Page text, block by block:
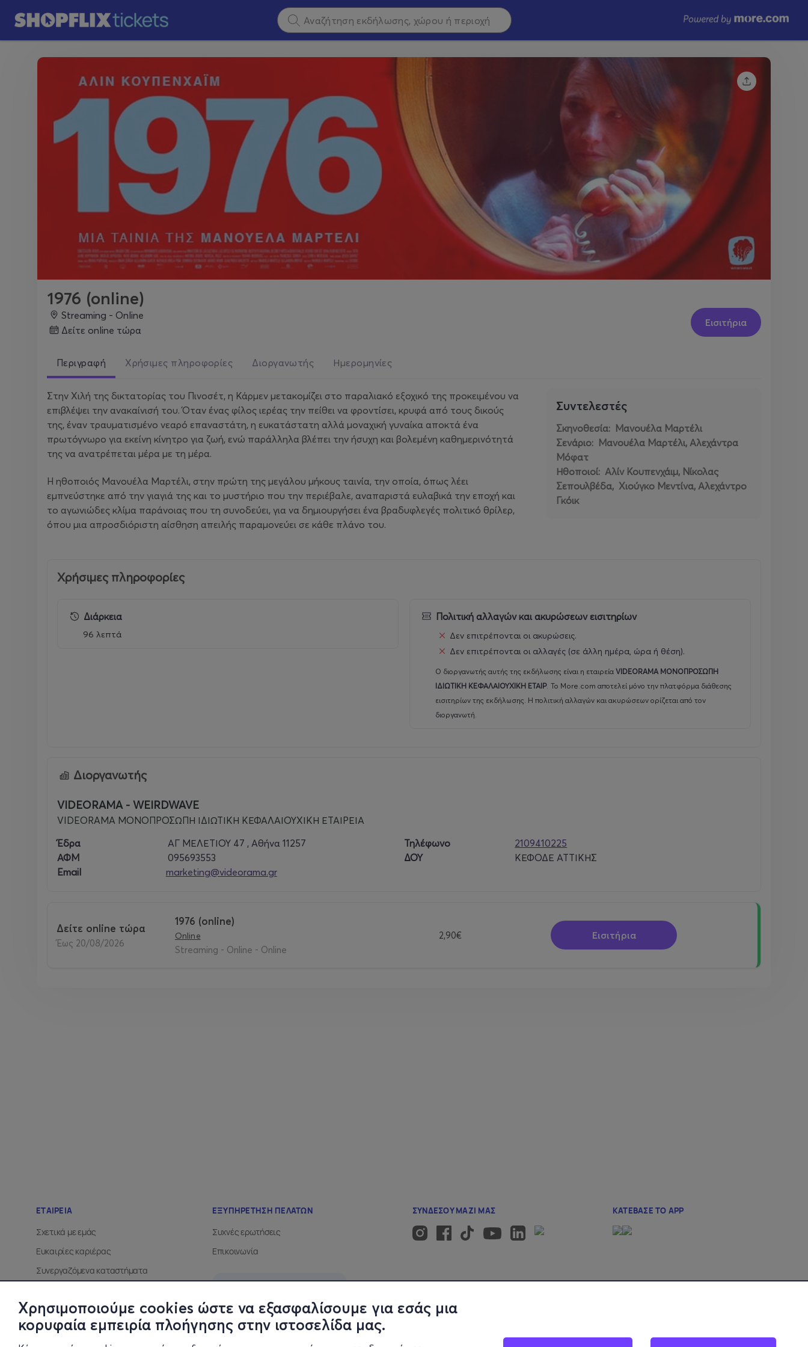
Χρησιμοποιούμε cookies ώστε να εξασφαλίσουμε για εσάς μια
κορυφαία εμπειρία πλοήγησης στην ιστοσελίδα μας.
1976 (online)
Streaming - Online
δείτε online τώρα
Εισιτήρια
Περιγραφή Χρήσιμες πληροφορίες Διοργανωτής Ημερομηνίες
Στην Χιλή της δικτατορίας του Πινοσέτ, η Κάρμεν μετακομίζει στο παραλιακό εξοχικό της προκειμένου να
επιβλέψει την ανακαίνισή του. Όταν ένας φίλος ιερέας την πείθει να φροντίσει, κρυφά από τους δικούς
της, έναν τραυματισμένο νεαρό επαναστάτη, η ευκατάστατη αλλά μοναχική γυναίκα αποκτά ένα
πρωτόγνωρο για εκείνη κίνητρο για ζωή, ενώ παράλληλα βλέπει την ήσυχη και βολεμένη καθημερινότητά
της να ανατρέπεται μέρα με τη μέρα.
H ηθοποιός Μανουέλα Μαρτέλι, στην πρώτη της μεγάλου μήκους ταινία, την οποία, όπως λέει
εμπνεύστηκε από την γιαγιά της και το μυστήριο που την περιέβαλε, αναπαριστά ευλαβικά την εποχή και
το αγωνιώδες κλίμα παράνοιας που τη συνοδεύει, για να δημιουργήσει ένα βραδυφλεγές πολιτικό θρίλερ,
όπου μια απροσδιόριστη αίσθηση απειλής παραμονεύει σε κάθε πλάνο του.
Συντελεστές
Σκηνοθεσία: Μανουέλα Μαρτέλι
Σενάριο: Μανουέλα Μαρτέλι, Αλεχάντρα
Μόφατ
Ηθοποιοί: Αλίν Κουπενχάιμ, Νίκολας
Σεπουλβέδα, Χιούγκο Μεντίνα, Αλεχάντρο
Γκόικ
Χρήσιμες πληροφορίες
Διάρκεια
96 λεπτά
Πολιτική αλλαγών και ακυρώσεων εισιτηρίων
Δεν επιτρέπονται οι ακυρώσεις.
Δεν επιτρέπονται οι αλλαγές (σε άλλη ημέρα, ώρα ή θέση).
Ο διοργανωτής αυτής της εκδήλωσης είναι η εταιρεία VIDEORAMA ΜΟΝΟΠΡΟΣΩΠΗ
ΙΔΙΩΤΙΚΗ ΚΕΦΑΛΑΙΟΥΧΙΚΗ ΕΤΑΙΡ. Το More.com αποτελεί μόνο την πλατφόρμα διάθεσης
εισιτηρίων της εκδήλωσης. Η πολιτική αλλαγών και ακυρώσεων ορίζεται από τον
διοργανωτή.
Διοργανωτής
VIDEORAMA - WEIRDWAVE
VIDEORAMA ΜΟΝΟΠΡΟΣΩΠΗ ΙΔΙΩΤΙΚΗ ΚΕΦΑΛΑΙΟΥΧΙΚΗ ΕΤΑΙΡΕΙΑ
Έδρα
ΑΓ ΜΕΛΕΤΙΟΥ 47 , Αθήνα 11257 Τηλέφωνο
2109410225
ΑΦΜ
095693553 ΔΟΥ
ΚΕΦΟΔΕ ΑΤΤΙΚΗΣ
Email
marketing@videorama.gr
δείτε online τώρα
έως 20/08/2026
1976 (online)
Online
Streaming - Online - Online
2,90€ Εισιτήρια